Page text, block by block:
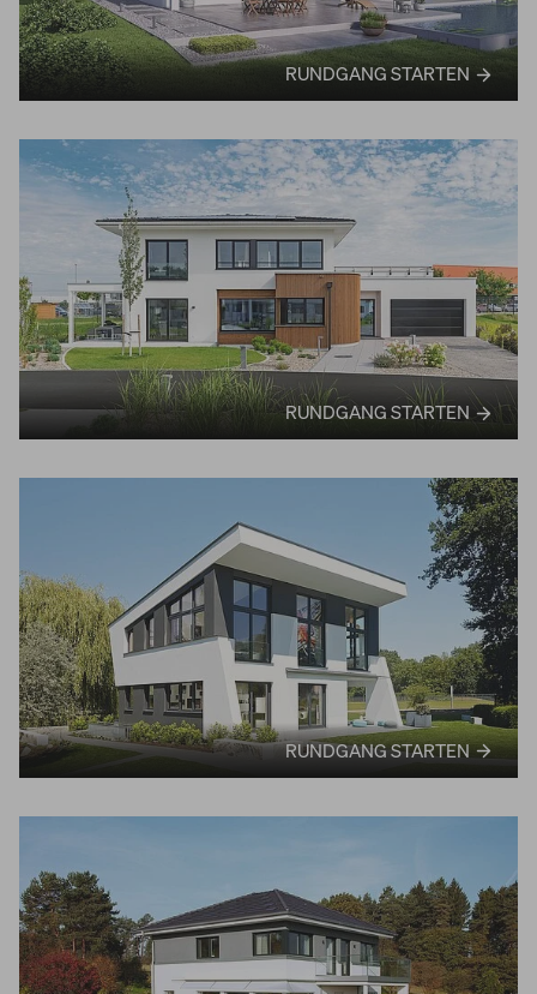
RUNDGANG STARTEN
RUNDGANG STARTEN
RUNDGANG STARTEN